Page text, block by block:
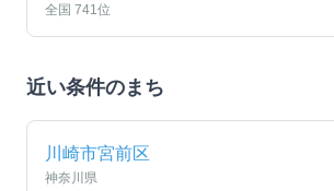
全国 741位
近い条件のまち
川崎市宮前区
神奈川県